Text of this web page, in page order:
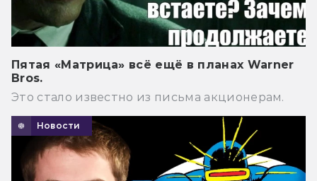
Пятая «Матрица» всё ещё в планах Warner
Bros.
Это стало известно из письма акционерам.
Новости